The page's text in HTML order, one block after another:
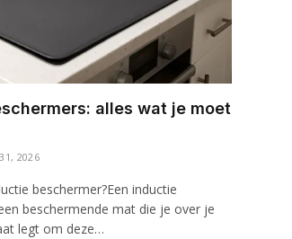
alles wat je moet
2026
beschermer?Een inductie
beschermende mat die je over je
legt om deze…